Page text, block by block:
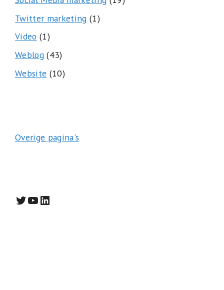
Twitter marketing (1)
Video (1)
Weblog(43)
Website (10)
Overige pagina's
Twitter
YouTube
LinkedIn